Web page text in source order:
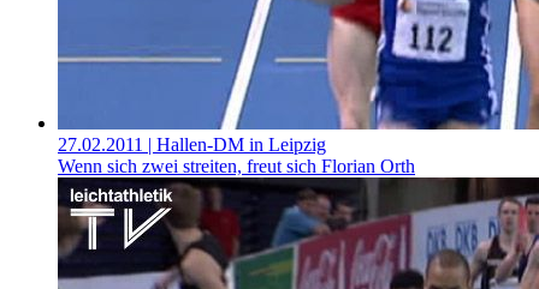
27.02.2011 | Hallen-DM in Leipzig
Wenn sich zwei streiten, freut sich Florian Orth